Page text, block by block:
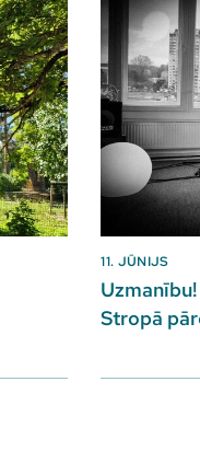
11. JŪNIJS
Stropā